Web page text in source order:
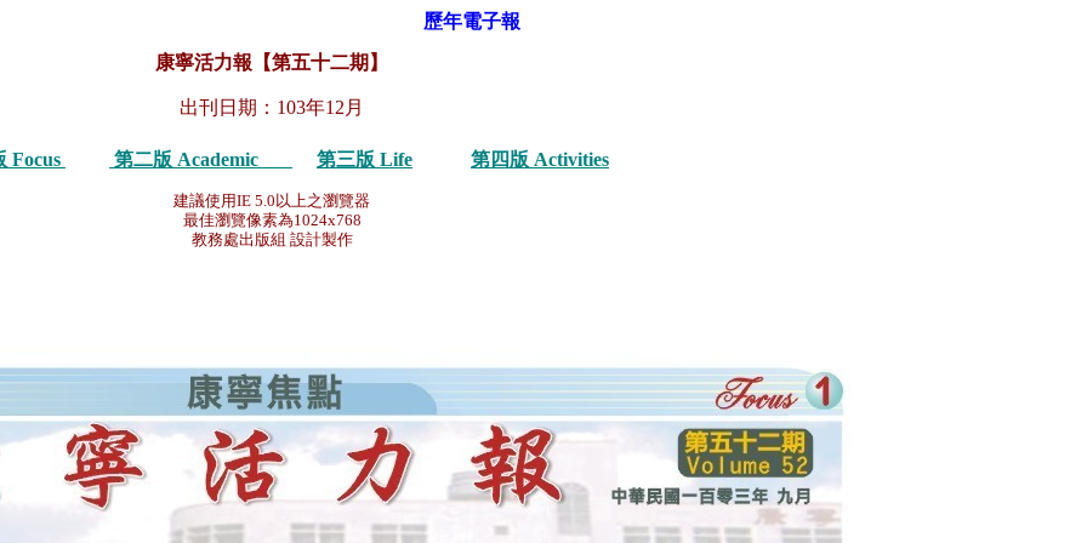
歷年電子報
康寧活力報【第五十二期】
出刊日期：103年12月
Focus 第二版 Academic 第三版 Life 第四版 Activities
建議使用IE 5.0以上之瀏覽器
最佳瀏覽像素為1024x768
教務處出版組 設計製作